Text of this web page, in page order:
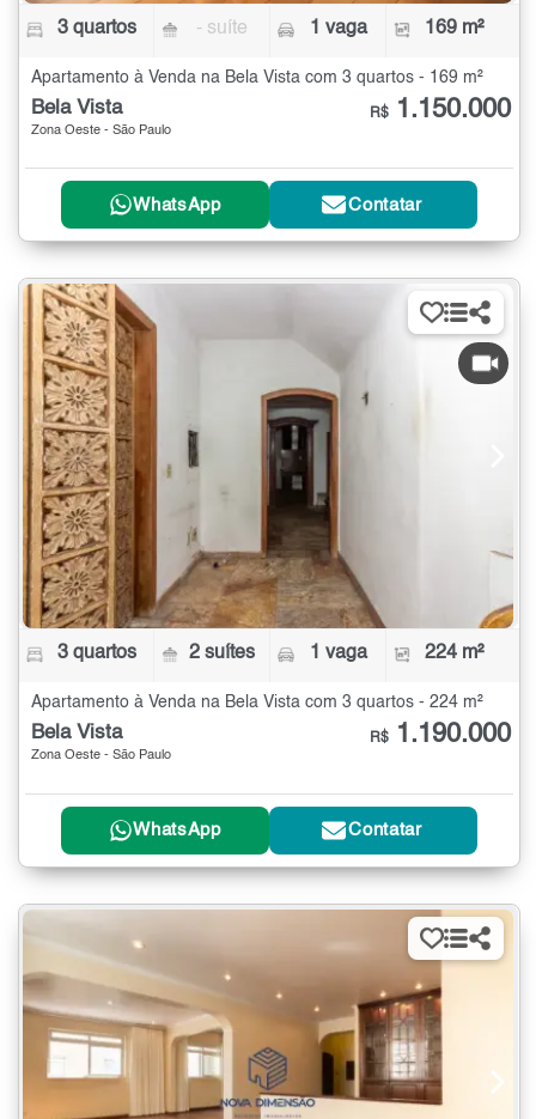
3 quartos - suíte 1 vaga 169 m²
Apartamento à Venda na Bela Vista com 3 quartos - 169 m²
Bela Vista
Zona Oeste - São Paulo
R$ 1.150.000
WhatsApp Contatar
3 quartos 2 suítes 1 vaga 224 m²
Apartamento à Venda na Bela Vista com 3 quartos - 224 m²
Bela Vista
Zona Oeste - São Paulo
R$ 1.190.000
WhatsApp Contatar